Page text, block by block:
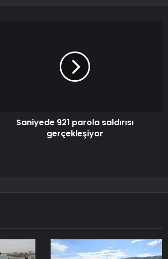
Saniyede 921 parola saldırısı
gerçekleşiyor